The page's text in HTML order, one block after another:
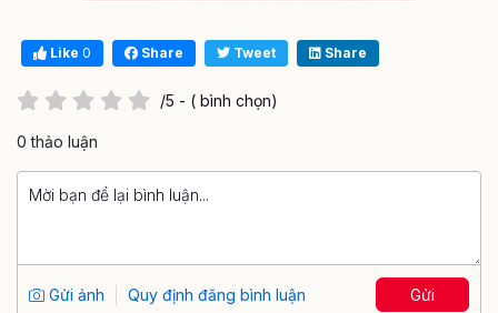
Like 0 Share Tweet Share
/5 - ( bình chọn)
0 thảo luận
Gửi ảnh Quy định đăng bình luận Gửi